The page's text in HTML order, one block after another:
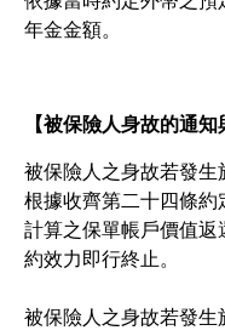
年金金額。
【被保險人身故的通知
被保險人之身故若發
根據收齊第二十四條約
計算之保單帳戶價值返
約效力即行終止。
被保險人之身故若發生